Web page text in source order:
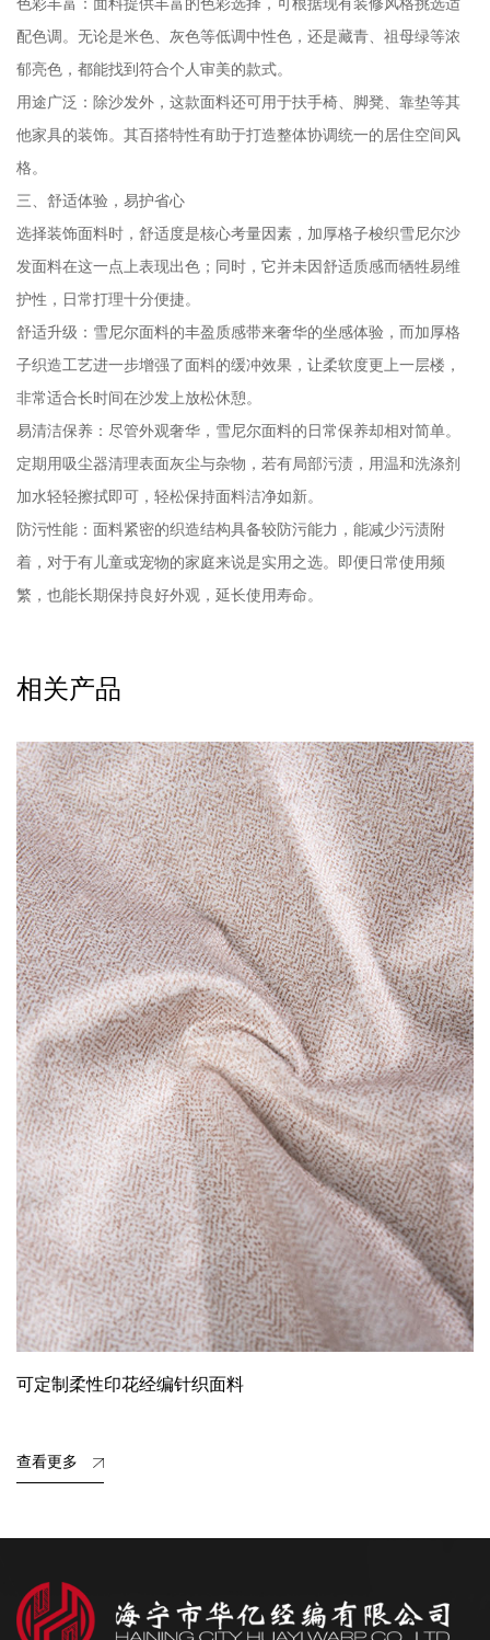
配色调。无论是米色、灰色等低调中性色，还是藏青、祖母绿等浓
郁亮色，都能找到符合个人审美的款式。
用途广泛：除沙发外，这款面料还可用于扶手椅、脚凳、靠垫等其
他家具的装饰。其百搭特性有助于打造整体协调统一的居住空间风
格。
三、舒适体验，易护省心
选择装饰面料时，舒适度是核心考量因素，加厚格子梭织雪尼尔沙
发面料在这一点上表现出色；同时，它并未因舒适质感而牺牲易维
护性，日常打理十分便捷。
舒适升级：雪尼尔面料的丰盈质感带来奢华的坐感体验，而加厚格
子织造工艺进一步增强了面料的缓冲效果，让柔软度更上一层楼，
非常适合长时间在沙发上放松休憩。
易清洁保养：尽管外观奢华，雪尼尔面料的日常保养却相对简单。
定期用吸尘器清理表面灰尘与杂物，若有局部污渍，用温和洗涤剂
加水轻轻擦拭即可，轻松保持面料洁净如新。
防污性能：面料紧密的织造结构具备较防污能力，能减少污渍附
着，对于有儿童或宠物的家庭来说是实用之选。即便日常使用频
繁，也能长期保持良好外观，延长使用寿命。
相关产品
可定制柔性印花经编针织面料
查看更多